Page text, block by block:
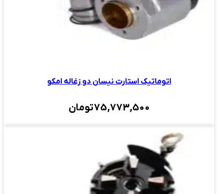
اتوماتیک استارت نیسان دو زغاله امکو
75,773,500تومان